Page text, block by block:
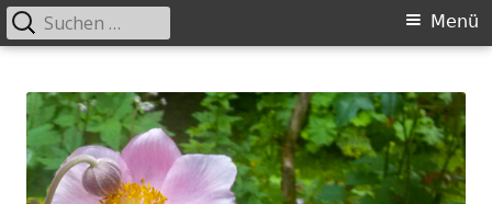
zum
Inhalt
Primäres
Menü
Suchen
nach: